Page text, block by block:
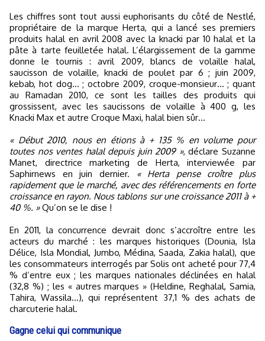
Les chiffres sont tout aussi euphorisants du côté de Nestlé,
propriétaire de la marque Herta, qui a lancé ses premiers
produits halal en avril 2008 avec la knacki par 10 halal et la
pâte à tarte feuilletée halal. L’élargissement de la gamme
donne le tournis : avril 2009, blancs de volaille halal,
saucisson de volaille, knacki de poulet par 6 ; juin 2009,
kebab, hot dog… ; octobre 2009, croque-monsieur… ; quant
au Ramadan 2010, ce sont les tailles des produits qui
grossissent, avec les saucissons de volaille à 400 g, les
Knacki Max et autre Croque Maxi, halal bien sûr…
« Début 2010, nous en étions à + 135 % en volume pour
toutes nos ventes halal depuis juin 2009 », déclare Suzanne
Manet, directrice marketing de Herta, interviewée par
Saphirnews en juin dernier.
« Herta pense croître plus
rapidement que le marché, avec des référencements en forte
croissance en rayon. Nous tablons sur une croissance 2011 à +
40 %. »Qu’on se le dise !
En 2011, la concurrence devrait donc s’accroître entre les
acteurs du marché : les marques historiques (Dounia, Isla
Délice, Isla Mondial, Jumbo, Médina, Saada, Zakia halal), que
les consommateurs interrogés par Solis ont acheté pour 77,4
% d’entre eux ; les marques nationales déclinées en halal
(32,8 %) ; les « autres marques » (Heldine, Reghalal, Samia,
Tahira, Wassila…), qui représentent 37,1 % des achats de
charcuterie halal.
Gagne celui qui communique